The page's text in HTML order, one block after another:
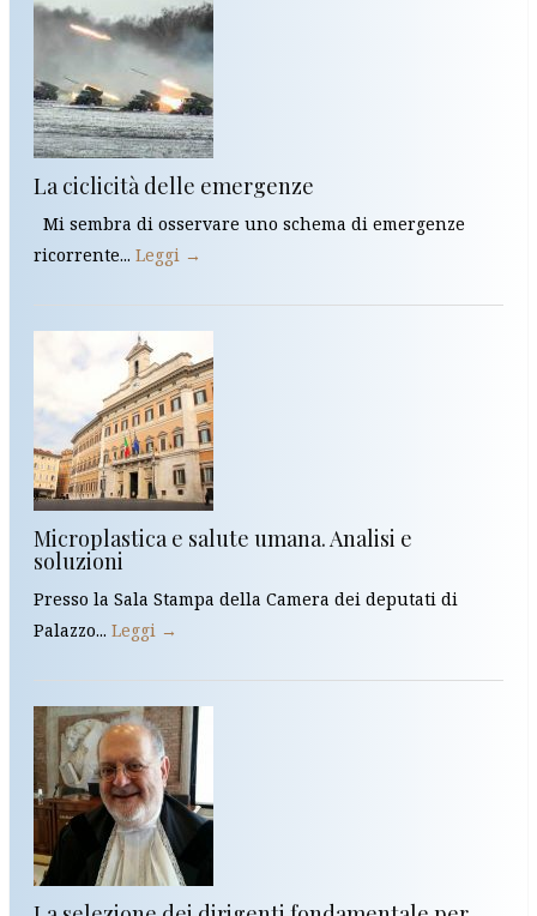
La ciclicità delle emergenze
Mi sembra di osservare uno schema di emergenze
ricorrente... Leggi →
Microplastica e salute umana. Analisi e
soluzioni
Presso la Sala Stampa della Camera dei deputati di
Palazzo... Leggi →